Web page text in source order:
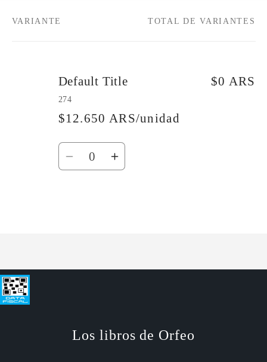
Tu
VARIANTE TOTAL DE VARIANTES
Default Title
274
$12.650 ARS/unidad
$0 ARS
Cantidad
ReducirAumentar
Los libros de Orfeo